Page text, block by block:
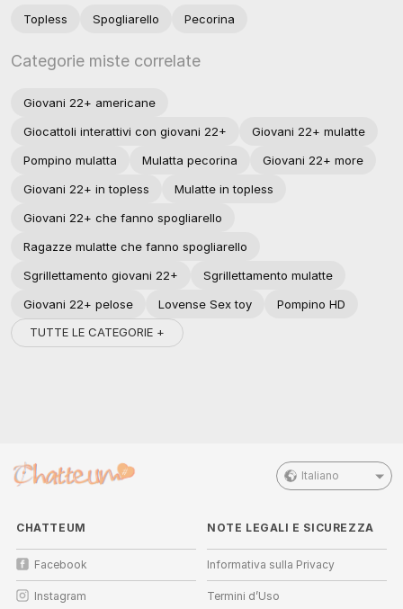
Topless Spogliarello Pecorina
Categorie miste correlate
Giovani 22+ americane
Giocattoli interattivi con giovani 22+
Giovani 22+ mulatte
Pompino mulatta
Mulatta pecorina
Giovani 22+ more
Giovani 22+ in topless
Mulatte in topless
Giovani 22+ che fanno spogliarello
Ragazze mulatte che fanno spogliarello
Sgrillettamento giovani 22+
Sgrillettamento mulatte
Giovani 22+ pelose
Lovense Sex toy
Pompino HD
TUTTE LE CATEGORIE +
Italiano
CHATTEUM
Facebook
Instagram
NOTE LEGALI E SICUREZZA
Informativa sulla Privacy
Termini d’Uso